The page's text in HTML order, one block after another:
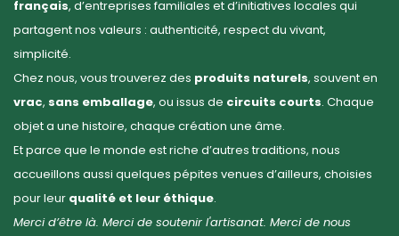
français, d’entreprises familiales et d’initiatives locales qui
partagent nos valeurs : authenticité, respect du vivant,
simplicité.
Chez nous, vous trouverez des produits naturels, souvent en
vrac, sans emballage, ou issus de circuits courts. Chaque
objet a une histoire, chaque création une âme.
Et parce que le monde est riche d’autres traditions, nous
accueillons aussi quelques pépites venues d’ailleurs, choisies
pour leur qualité et leur éthique.
Merci d’être là. Merci de soutenir l'artisanat. Merci de nous